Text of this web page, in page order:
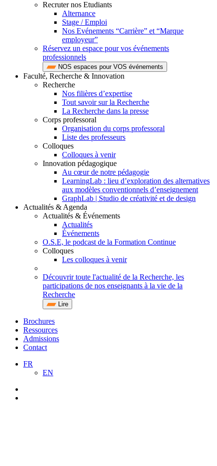
Recruter nos Etudiants
Alternance
Stage / Emploi
Nos Evénements “Carrière” et “Marque
employeur”
Réservez un espace pour vos événements
professionnels
NOS espaces pour VOS événements
Faculté, Recherche & Innovation
Recherche
Nos filières d’expertise
Tout savoir sur la Recherche
La Recherche dans la presse
Corps professoral
Organisation du corps professoral
Liste des professeurs
Colloques
Colloques à venir
Innovation pédagogique
Au cœur de notre pédagogie
LearningLab : lieu d’exploration des alternatives
aux modèles conventionnels d’enseignement
GraphLab | Studio de créativité et de design
Actualités & Agenda
Actualités & Événements
Actualités
Événements
O.S.E, le podcast de la Formation Continue
Colloques
Les colloques à venir
Découvrir toute l'actualité de la Recherche, les
participations de nos enseignants à la vie de la
Recherche
Lire
Brochures
Ressources
Admissions
Contact
FR
EN